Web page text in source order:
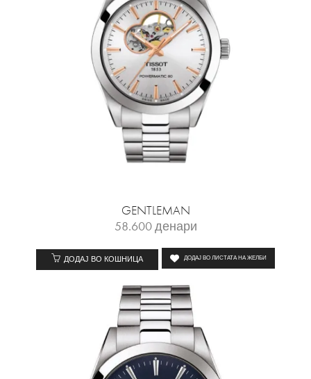
GENTLEMAN
58.600денари
ДОДАЈ ВО КОШНИЦА ДОДАЈ ВО ЛИСТАТА НА ЖЕЛБИ